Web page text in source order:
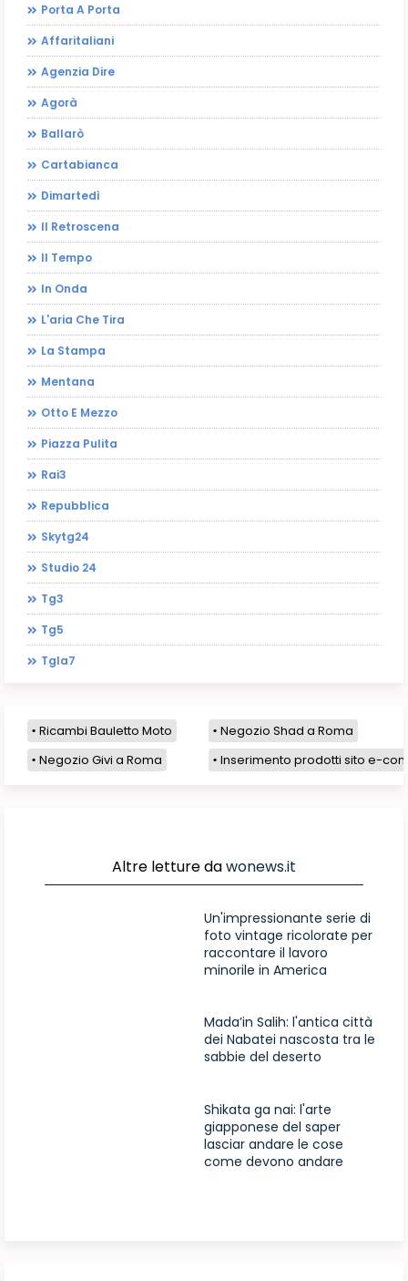
Porta A Porta
Affaritaliani
Agenzia Dire
Agorà
Ballarò
Cartabianca
Dimartedì
Il Retroscena
Il Tempo
In Onda
L'aria Che Tira
La Stampa
Mentana
Otto E Mezzo
Piazza Pulita
Rai3
Repubblica
Skytg24
Studio 24
Tg3
Tg5
Tgla7
Ricambi Bauletto Moto
Negozio Shad a Roma
Negozio Givi a Roma
Inserimento prodotti sito e-
Altre letture dawonews.it
Un'impressionante serie di
foto vintage ricolorate per
raccontare il lavoro
minorile in America
Mada’in Salih: l'antica città
dei Nabatei nascosta tra le
sabbie del deserto
Shikata ga nai: l'arte
giapponese del saper
lasciar andare le cose
come devono andare